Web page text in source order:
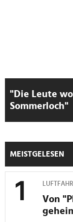
"Die Leute
Sommerloch"
MEISTGELESEN
Von